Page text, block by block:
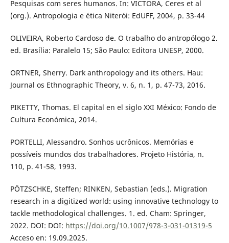
Pesquisas com seres humanos. In: VICTORA, Ceres et al
(org.). Antropologia e ética Niterói: EdUFF, 2004, p. 33-44
OLIVEIRA, Roberto Cardoso de. O trabalho do antropólogo 2.
ed. Brasília: Paralelo 15; São Paulo: Editora UNESP, 2000.
ORTNER, Sherry. Dark anthropology and its others. Hau:
Journal os Ethnographic Theory, v. 6, n. 1, p. 47-73, 2016.
PIKETTY, Thomas. El capital en el siglo XXI México: Fondo de
Cultura Económica, 2014.
PORTELLI, Alessandro. Sonhos ucrônicos. Memórias e
possíveis mundos dos trabalhadores. Projeto História, n.
110, p. 41-58, 1993.
PÖTZSCHKE, Steffen; RINKEN, Sebastian (eds.). Migration
research in a digitized world: using innovative technology to
tackle methodological challenges. 1. ed. Cham: Springer,
2022. DOI: DOI: https://doi.org/10.1007/978-3-031-01319-5
Acceso en: 19.09.2025.